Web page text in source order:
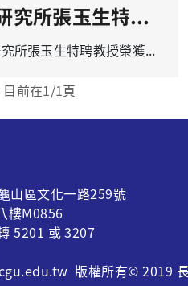
賀本校生物醫學研究所張玉生特聘教授榮獲「102年度國科會傑出研究獎」
賀本校醫學院生物醫學研究所張玉生特聘教授榮獲「102年度國科會傑出研究獎」 本所張玉生特聘教授所帶領之團隊屢獲肯定，繼2013年12月2日將｢Leukemia inhibitory factor promotes nasopharyngeal carcinoma progression and radioresistance｣研究成果刊登於「Journal of Clinical InvestiNVESTIGATION」期刊後，今年於開春時節又獲國科會102年度傑出研究獎，全校師生同感殊榮。 張玉生特聘教授其研究重要成果為：(1)奠定了EB病毒為癌化之主要趨使者(Driver)之學理基礎：鼻咽癌俗稱「中國癌」，為國人十大癌症之一，張教授及其團隊長期探討與鼻咽癌相關之Epstein-Barr病毒(EB病毒)及鼻咽癌細胞分子之致癌機制。1990年即由腫瘤組織證明鼻咽癌特有之EB病毒株，從此展開對EB病毒致癌蛋白(oncogene)潛伏性膜蛋白第一型(LMP1)之致癌機制探討。多年來得以證明LMP1之多重訊息傳導及重要功能，近年來更深入探討LMP1與鼻咽癌腫瘤微環境(microenvironment)之交互作用及癌化機制，首次證明發炎體(inflammasomes)為鼻咽癌病人經現行治療方式之後不再發(recurrence)之預測分子標記，而LMP1也扮演關鍵角色。此外團隊也證明LMP1經由影響或與其他分子合作，足以影響並促成癌細胞轉移。並進一步發現相關生物標記具有預測鼻咽癌轉移(metastasis)、再發(recurrence)或為治療標的(therapeutic targets)之潛力，未來有機會將基礎成果轉化為臨床應用。(2)第一個以「全基因體」(Genome-wide association study, GWAS)尋找鼻咽癌易感基因的團隊：發現染色體6p21.3區域之HLA-A, HLA-F 及GABBR1基因為主要易感基因，而男性患者易發生MICA/HCP5 基因刪除。本團隊目前已加入國際鼻咽癌工作小組，為成員之一。 張玉生教授得獎感言： 癌症研究和其他領域研究一樣，重要的、值得探討的課題，都需要全心的投入、無怨的付出、不斷的學習，經年累月，經驗及成果堆積，自然可以建立一套有價值的學理。二十幾年前開始著手鼻咽癌及EB病毒的研究，當時純粹是認為鼻咽癌是中國人的癌症，應該由我們去探討，而終極目標為釐清(1)好發於中國人之原因，(2)致癌機制並建立抗癌之策略。秉持此研究大方向，很幸運的連此次在內，共得到三次國科會傑出獎殊榮。此刻感觸特別深刻，體會持之以恆的重要性，以及更需要不斷跟著學術研究之趨勢作調整，以免落伍。當然更要保有追求新知的熱忱，否則很可能一不留意就落了腳步，而追趕得很辛苦。 本人一直很幸運，能持續與許多研究生及博士後研究員共同努力，並由他們身上，學到了更多的新知，實質成為「教學相長」之受益者。最近的十年，更與一群志同道合的同事夥伴以及多位良師，以「生物標記」為出發點，探討疾病之機制及「生物標記」臨床應用之可能性，得以深深地了解並見證基礎及應用相輔相成之可貴。科技進步的洪流，全球研究之大趨勢，高通量之知識推陳出新，逼得我們不能停留在原地，往前推行，也因此能更上一層樓。在此謹與同儕共勉，期望大家都能得到國科會傑出獎的肯定。 中英文姓名: 張玉生 (Yu-Sun Chang) 現任職務 長庚大學 生物醫學研究所 特聘教授 長庚大學 分子醫學研究中心 主任 學歷 美國加州大學戴維斯分校 微生物博士 (1986) 美國猶他州楊柏翰大學 植物生化碩士 (1973) 國立中興大學 植物系學士 (1971) 經歷 長庚大學 生物醫學研究所 教授 (1994/08至今) 長庚大學 分子醫學研究中心 主任(2005/10至今) 長庚大學 基礎醫學研究所所長(1999至2001) 長庚大學 微生物及免疫學科教授(1994至1999) 長庚醫學暨工程學院 微生物及免疫學科副教授(1986至1994) 學術獎勵情形 2013-2015 (102-104年度) 國科會傑出獎 2010-2012 (99-101年度) 國科會傑出獎 2012 (101年度) 長庚大學技合獎 2002 (91年度) 長庚大學研究獎 2002-2004 (91-93年度) 國科會傑出獎 1996-2001 國科會優等獎
前在1/1頁
區文化一路259號
M0856
5201 或 3207
版權所有© 2019